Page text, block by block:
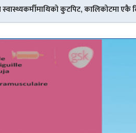
कालिकोटमा एकै दिन दोहोर्‍याएर आक्रमण